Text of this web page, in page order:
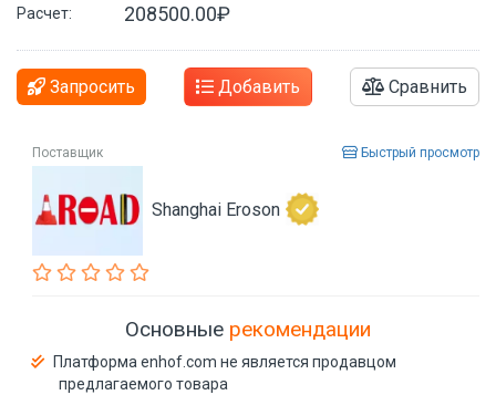
Расчет: 208500.00₽
Запросить Добавить Сравнить
Поставщик Быстрый просмотр
Shanghai Eroson
Основные рекомендации
Платформа enhof.com не является продавцом
предлагаемого товара